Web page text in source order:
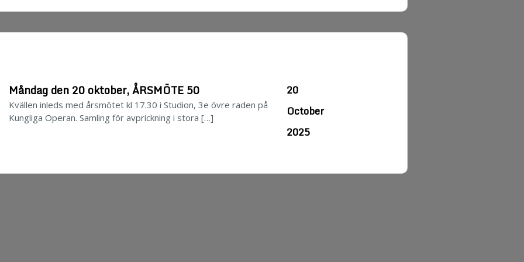
Måndag den 20 oktober, ÅRSMÖTE 50
Kvällen inleds med årsmötet kl 17.30 i Studion, 3e övre raden på
Kungliga Operan. Samling för avprickning i stora […]
20
October
2025